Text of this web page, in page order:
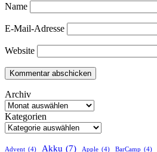
Name
E-Mail-Adresse
Website
Archiv
Kategorien
Advent (4) Akku (7) Apple (4) BarCamp (4)